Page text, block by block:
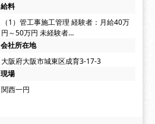
給料
（1）管工事施工管理 経験者：月給40万
円～50万円 未経験者…
会社所在地
大阪府大阪市城東区成育3-17-3
現場
関西一円